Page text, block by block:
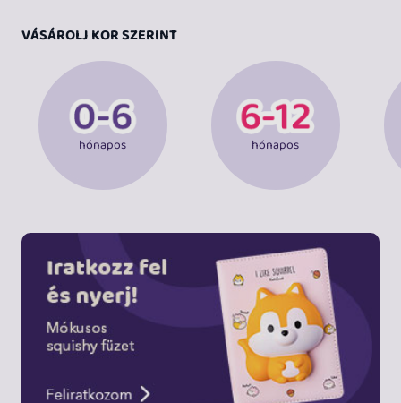
VÁSÁROLJ KOR SZERINT
hónapos hónapos